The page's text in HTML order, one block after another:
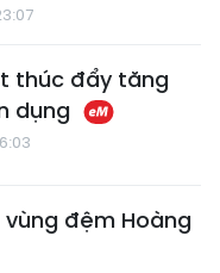
thúc đẩy tăng
dụng
vùng đệm Hoàng